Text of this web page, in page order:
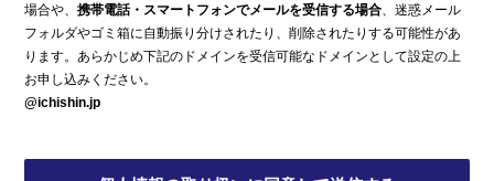
場合や、 携帯電話・スマートフォンでメールを受信する場合、迷惑メール
フォルダやゴミ箱に自動振り分けされたり、削除されたりする可能性があ
ります。あらかじめ下記のドメインを受信可能なドメインとして設定の上
お申し込みください。
@ichishin.jp